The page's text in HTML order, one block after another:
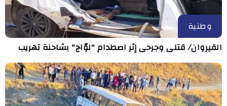
وطنية
القيروان/ قتلى وجرحى إثر اصطدام "لوّاج" بشاحنة تهريب